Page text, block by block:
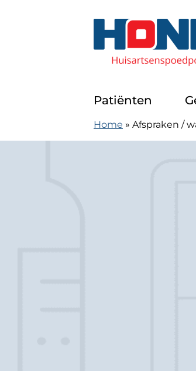
Patiënten
Home » Afspraken /